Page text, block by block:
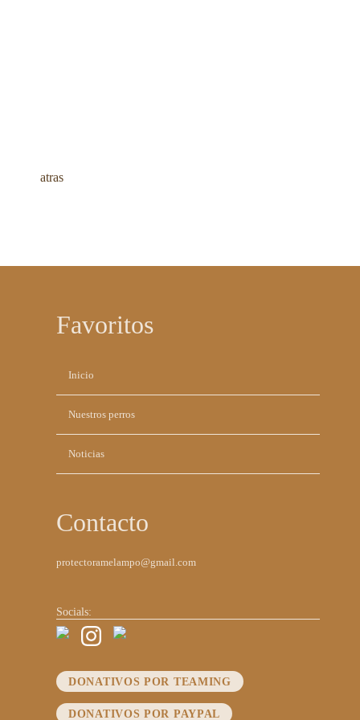
atras
Favoritos
navegación
Inicio
Nuestros perros
Noticias
Contacto
protectoramelampo@gmail.com
Socials:
DONATIVOS POR TEAMING
DONATIVOS POR PAYPAL